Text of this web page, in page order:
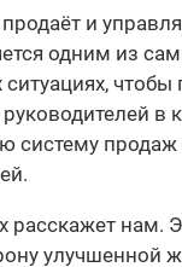
и
одним из
чтобы
в
систему продаж
расскажет нам.
улучшенной